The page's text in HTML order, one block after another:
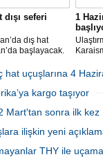
seferi
dış hat
başlayacak.
1
hat uçuşlarına 4
kargo taşıyor
Mart'tan sonra ilk kez
ilişkin yeni
THY ile